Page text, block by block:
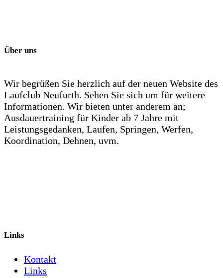
Über uns
Wir begrüßen Sie herzlich auf der neuen Website des
Laufclub Neufurth. Sehen Sie sich um für weitere
Informationen. Wir bieten unter anderem an;
Ausdauertraining für Kinder ab 7 Jahre mit
Leistungsgedanken, Laufen, Springen, Werfen,
Koordination, Dehnen, uvm.
Links
Kontakt
Links